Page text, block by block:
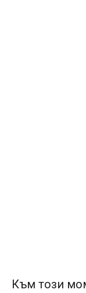
Към този